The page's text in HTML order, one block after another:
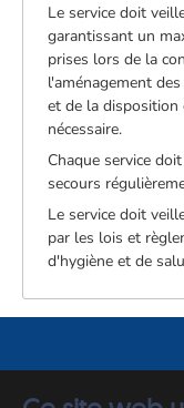
Le service doit
garantissant un
prises lors de la
l'aménagement
et de la
nécessaire.
Chaque service
secours
Le service doit
par les lois et
d'hygiène et de